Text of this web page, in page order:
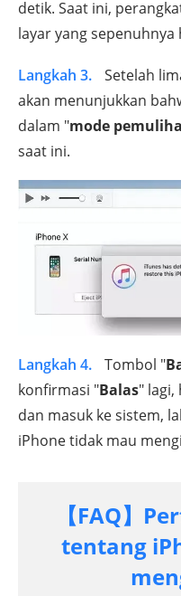
detik. Saat ini,
layar yang sepenuhnya
Langkah 3.
Setelah
akan menunjukkan
dalam "mode
saat ini.
Langkah 4. Tombol "
konfirmasi "Balas" lagi,
dan masuk ke sistem,
iPhone tidak mau
【FAQ】
tentang